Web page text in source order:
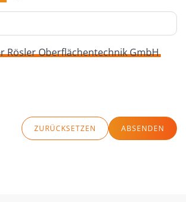
Rösler Oberflächentechnik GmbH
ZURÜCKSETZEN ABSENDEN